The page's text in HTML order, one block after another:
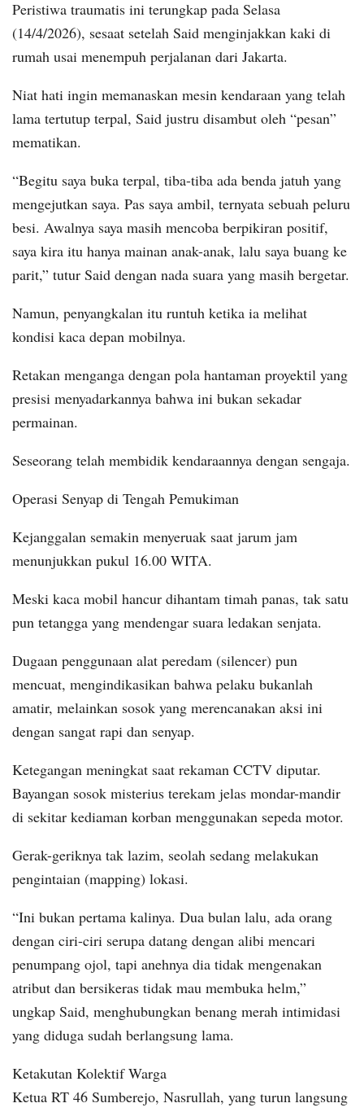
Peristiwa traumatis ini terungkap pada Selasa
(14/4/2026), sesaat setelah Said menginjakkan kaki di
rumah usai menempuh perjalanan dari Jakarta.
Niat hati ingin memanaskan mesin kendaraan yang telah
lama tertutup terpal, Said justru disambut oleh “pesan”
mematikan.
“Begitu saya buka terpal, tiba-tiba ada benda jatuh yang
mengejutkan saya. Pas saya ambil, ternyata sebuah peluru
besi. Awalnya saya masih mencoba berpikiran positif,
saya kira itu hanya mainan anak-anak, lalu saya buang ke
parit,” tutur Said dengan nada suara yang masih bergetar.
Namun, penyangkalan itu runtuh ketika ia melihat
kondisi kaca depan mobilnya.
Retakan menganga dengan pola hantaman proyektil yang
presisi menyadarkannya bahwa ini bukan sekadar
permainan.
Seseorang telah membidik kendaraannya dengan sengaja.
Operasi Senyap di Tengah Pemukiman
Kejanggalan semakin menyeruak saat jarum jam
menunjukkan pukul 16.00 WITA.
Meski kaca mobil hancur dihantam timah panas, tak satu
pun tetangga yang mendengar suara ledakan senjata.
Dugaan penggunaan alat peredam (silencer) pun
mencuat, mengindikasikan bahwa pelaku bukanlah
amatir, melainkan sosok yang merencanakan aksi ini
dengan sangat rapi dan senyap.
Ketegangan meningkat saat rekaman CCTV diputar.
Bayangan sosok misterius terekam jelas mondar-mandir
di sekitar kediaman korban menggunakan sepeda motor.
Gerak-geriknya tak lazim, seolah sedang melakukan
pengintaian (mapping) lokasi.
“Ini bukan pertama kalinya. Dua bulan lalu, ada orang
dengan ciri-ciri serupa datang dengan alibi mencari
penumpang ojol, tapi anehnya dia tidak mengenakan
atribut dan bersikeras tidak mau membuka helm,”
ungkap Said, menghubungkan benang merah intimidasi
yang diduga sudah berlangsung lama.
Ketakutan Kolektif Warga
Ketua RT 46 Sumberejo, Nasrullah, yang turun langsung